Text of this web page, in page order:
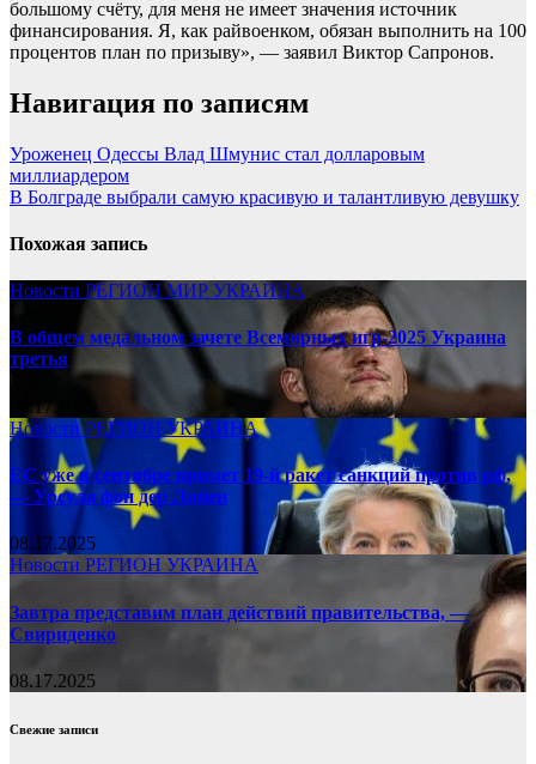
большому счёту, для меня не имеет значения источник
финансирования. Я, как райвоенком, обязан выполнить на 100
процентов план по призыву», — заявил Виктор Сапронов.
Навигация по записям
Уроженец Одессы Влад Шмунис стал долларовым
миллиардером
В Болграде выбрали самую красивую и талантливую девушку
Похожая запись
Новости РЕГИОНМИР УКРАИНА
В общем медальном зачете Всемирных игр-2025 Украина
третья
08.17.2025
НовостиРЕГИОНУКРАИНА
ЕС уже в сентябре примет 19-й ракет санкций против рф,
— Урсула фон дер Ляйен
08.17.2025
Новости РЕГИОН УКРАИНА
Завтра представим план действий правительства, —
Свириденко
08.17.2025
Свежие записи